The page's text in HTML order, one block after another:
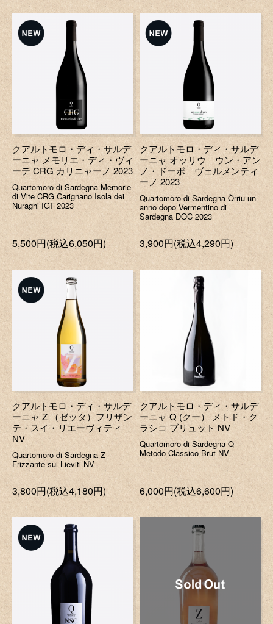
クアルトモロ・ディ・サルデ
ーニャ メモリエ・ディ・ヴィ
ーテ CRG カリニャーノ 2023
Quartomoro di Sardegna Memorie
di Vite CRG Carignano Isola dei
Nuraghi IGT 2023
5,500円(税込6,050円)
クアルトモロ・ディ・サルデ
ーニャ オッリウ ウン・アン
ノ・ドーポ ヴェルメンティ
ーノ 2023
Quartomoro di Sardegna Òrriu un
anno dopo Vermentino di
Sardegna DOC 2023
3,900円(税込4,290円)
クアルトモロ・ディ・サルデ
ーニャ Z （ゼッタ）フリザン
テ・スイ・リエーヴィティ
NV
Quartomoro di Sardegna Z
Frizzante sui Lieviti NV
3,800円(税込4,180円)
クアルトモロ・ディ・サルデ
ーニャ Q (クー） メトド・ク
ラシコ ブリュット NV
Quartomoro di Sardegna Q
Metodo Classico Brut NV
6,000円(税込6,600円)